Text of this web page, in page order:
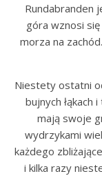
Rundabranden
góra wznosi
morza na
Niestety ostatni
bujnych łąkach
mają swoje
wydrzykami
każdego
i kilka razy